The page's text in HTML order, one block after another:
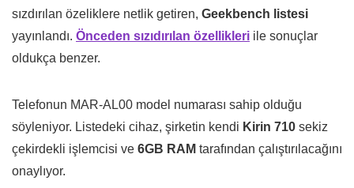
sızdırılan özeliklere netlik getiren, Geekbench listesi
yayınlandı. Önceden sızıdırılan özellikleri ile sonuçlar
oldukça benzer.
Telefonun MAR-AL00 model numarası sahip olduğu
söyleniyor. Listedeki cihaz, şirketin kendi Kirin 710 sekiz
çekirdekli işlemcisi ve 6GB RAM tarafından çalıştırılacağını
onaylıyor.